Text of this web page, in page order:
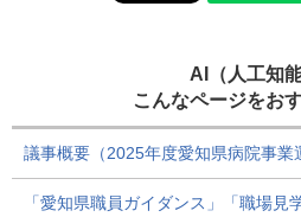
AI（人工知
こんなページをお
議事概要（2025年度愛知県病院事業
「愛知県職員ガイダンス」「職場見